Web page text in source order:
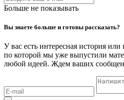
Больше не показывать
Вы знаете больше и готовы рассказать?
У вас есть интересная история
по которой мы уже выпустили
любой идеей. Ждем ваших